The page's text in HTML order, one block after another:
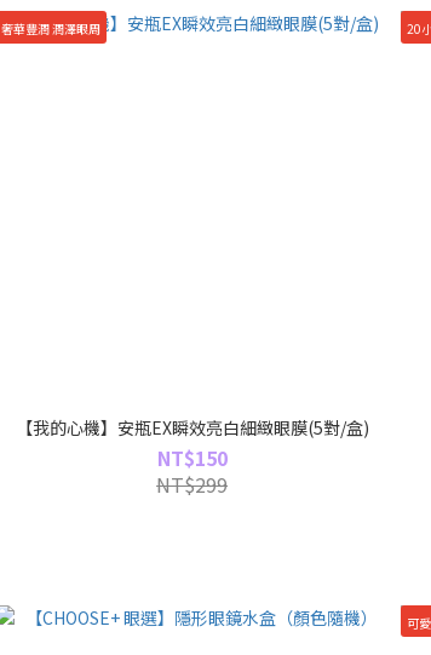
奢華豐潤 潤澤眼周
【我的心機】安瓶EX瞬效亮白細緻眼膜(5對/盒)
NT$150
NT$299
20
可